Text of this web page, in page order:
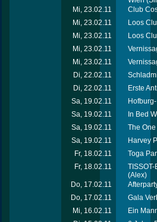
Mi, 23.02.11
Club
Mi, 23.02.11
Loos
Mi, 23.02.11
Loos
Mi, 23.02.11
Mi, 23.02.11
Di, 22.02.11
Di, 22.02.11
Erste
Sa, 19.02.11
Sa, 19.02.11
In Bed
Sa, 19.02.11
The
Sa, 19.02.11
Harvey
Fr, 18.02.11
Toga
Fr, 18.02.11
(Alex)
Do, 17.02.11
Do, 17.02.11
Gala
Mi, 16.02.11
Ein